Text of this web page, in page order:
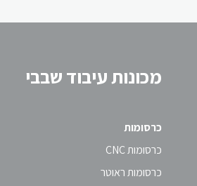
מכונות עיבוד שבבי
כרסומות
כרסומות CNC
כרסומות ראוטר